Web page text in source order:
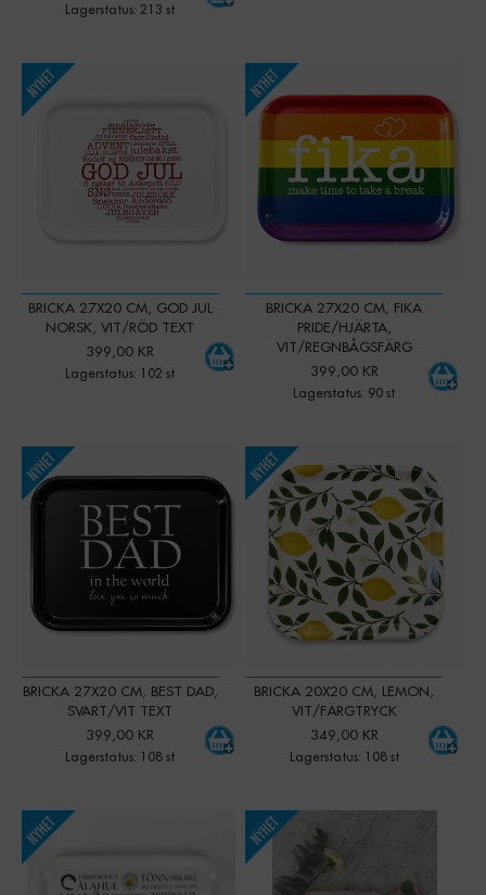
Lagerstatus: 213 st
BRICKA 27X20 CM, GOD JUL
NORSK, VIT/RÖD TEXT
399,00 KR
Lagerstatus: 102 st
Qty:
BRICKA 27X20 CM, FIKA
PRIDE/HJÄRTA,
VIT/REGNBÅGSFÄRG
399,00 KR
Lagerstatus: 90 st
Qty:
BRICKA 27X20 CM, BEST DAD,
SVART/VIT TEXT
399,00 KR
Lagerstatus: 108 st
Qty:
BRICKA 20X20 CM, LEMON,
VIT/FÄRGTRYCK
349,00 KR
Lagerstatus: 108 st
Qty: +
-
Qty: Qty: